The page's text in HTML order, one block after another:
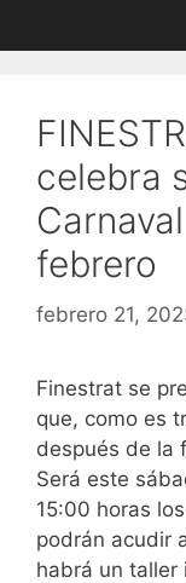
celebra
febrero
febrero 21,
Finestrat se
que, como es
después de la
Será este
15:00 horas
podrán acudir
habrá un taller